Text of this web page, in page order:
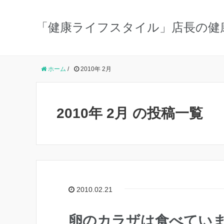
「健康ライフスタイル」店長の健
ホーム / 2010年 2月
2010年 2月 の投稿一覧
2010.02.21
卵のカラザは食べてい